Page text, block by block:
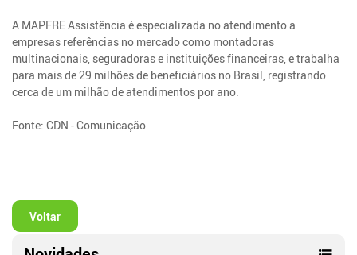
A MAPFRE Assistência é especializada no atendimento a
empresas referências no mercado como montadoras
multinacionais, seguradoras e instituições financeiras, e trabalha
para mais de 29 milhões de beneficiários no Brasil, registrando
cerca de um milhão de atendimentos por ano.
Fonte: CDN - Comunicação
Voltar